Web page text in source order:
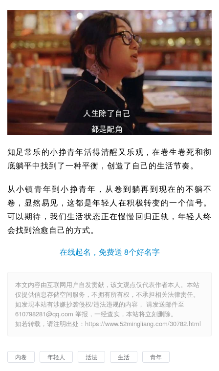
知足常乐的小挣青年活得清醒又乐观，在卷生卷死和彻
底躺平中找到了一种平衡，创造了自己的生活节奏。
从小镇青年到小挣青年，从卷到躺再到现在的不躺不
卷，显然易见，这都是年轻人在积极转变的一个信号。
可以期待，我们生活状态正在慢慢回归正轨，年轻人终
会找到治愈自己的方式。
在线起名，免费送 8个好名字
本文内容由互联网用户自发贡献，该文观点仅代表作者本人。本站
仅提供信息存储空间服务，不拥有所有权，不承担相关法律责任。
如发现本站有涉嫌抄袭侵权/违法违规的内容， 请发送邮件至
610798281@qq.com 举报，一经查实，本站将立刻删除。
如若转载，请注明出处：https://www.52mingliang.com/30782.html
内卷 年轻人 活法 生活 青年